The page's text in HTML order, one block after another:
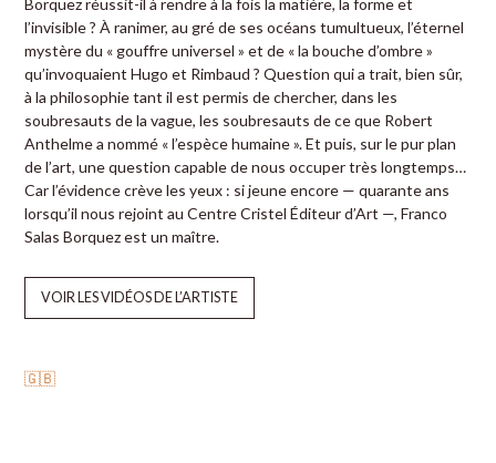
l’invisible ? À ranimer, au gré de ses océans tumultueux, l’éternel
mystère du « gouffre universel » et de « la bouche d’ombre »
qu’invoquaient Hugo et Rimbaud ? Question qui a trait, bien sûr,
à la philosophie tant il est permis de chercher, dans les
soubresauts de la vague, les soubresauts de ce que Robert
Anthelme a nommé « l’espèce humaine ». Et puis, sur le pur plan
de l’art, une question capable de nous occuper très longtemps…
Car l’évidence crève les yeux : si jeune encore — quarante ans
lorsqu’il nous rejoint au Centre Cristel Éditeur d’Art —, Franco
Salas Borquez est un maître.
VOIR LES VIDÉOS DE L’ARTISTE
🇬🇧